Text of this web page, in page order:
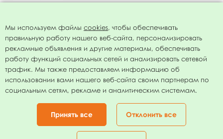
УЗНАВАЙТЕ ПЕРВЫМИ О НОВОСТЯХ
Нажимая на кнопку я соглашаюсь с
политикой конфиденциальности
Присоединяйтесь!
Мы используем файлы cookies, чтобы обеспечивать
правильную работу нашего веб-сайта, персонализировать
рекламные объявления и другие материалы, обеспечивать
работу функций социальных сетей и анализировать сетевой
трафик. Мы также предоставляем информацию об
использовании вами нашего веб-сайта своим партнерам по
социальным сетям, рекламе и аналитическим системам.
Принять все Отклонить все